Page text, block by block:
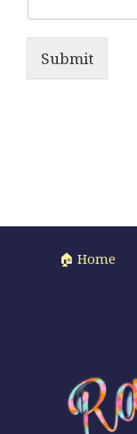
Submit
🏠 Home